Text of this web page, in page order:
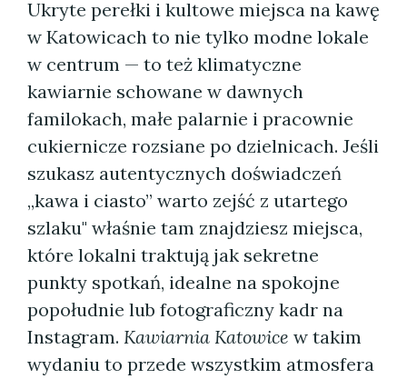
Ukryte perełki i kultowe miejsca na kawę
w Katowicach to nie tylko modne lokale
w centrum — to też klimatyczne
kawiarnie schowane w dawnych
familokach, małe palarnie i pracownie
cukiernicze rozsiane po dzielnicach. Jeśli
szukasz autentycznych doświadczeń
„kawa i ciasto” warto zejść z utartego
szlaku" właśnie tam znajdziesz miejsca,
które lokalni traktują jak sekretne
punkty spotkań, idealne na spokojne
popołudnie lub fotograficzny kadr na
Instagram. Kawiarnia Katowice w takim
wydaniu to przede wszystkim atmosfera